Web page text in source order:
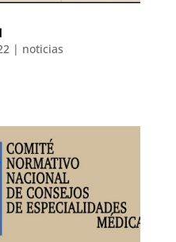
| noticias